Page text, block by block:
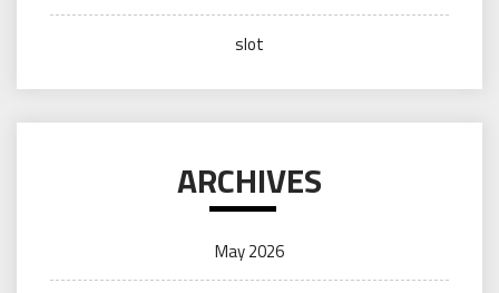
slot
ARCHIVES
May 2026